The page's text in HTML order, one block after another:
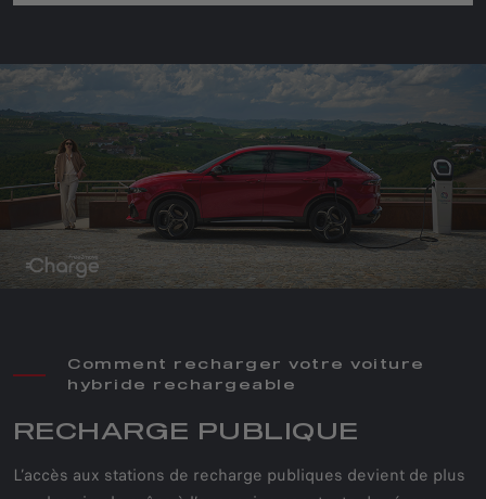
Comment recharger votre voiture
hybride rechargeable
RECHARGE PUBLIQUE
L’accès aux stations de recharge publiques devient de plus